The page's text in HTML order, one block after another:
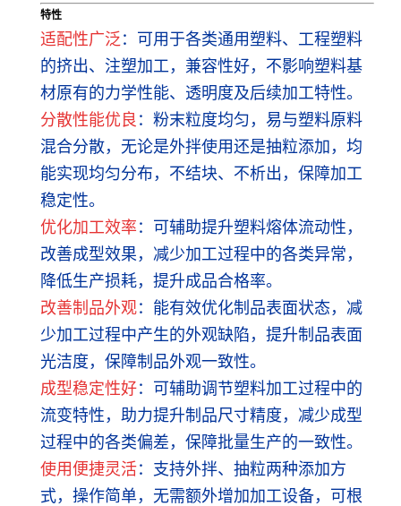
特性
适配性广泛 ：可用于各类通用塑料、工程塑料
的挤出、注塑加工，兼容性好，不影响塑料基
材原有的力学性能、透明度及后续加工特性。
分散性能优良 ：粉末粒度均匀，易与塑料原料
混合分散，无论是外拌使用还是抽粒添加，均
能实现均匀分布，不结块、不析出，保障加工
稳定性。
优化加工效率 ：可辅助提升塑料熔体流动性，
改善成型效果，减少加工过程中的各类异常，
降低生产损耗，提升成品合格率。
改善制品外观：能有效优化制品表面状态，减
少加工过程中产生的外观缺陷，提升制品表面
光洁度，保障制品外观一致性。
成型稳定性好：可辅助调节塑料加工过程中的
流变特性，助力提升制品尺寸精度，减少成型
过程中的各类偏差，保障批量生产的一致性。
使用便捷灵活：支持外拌、抽粒两种添加方
式，操作简单，无需额外增加加工设备，可根